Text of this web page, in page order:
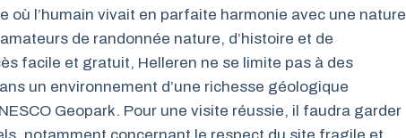
où l’humain vivait en parfaite harmonie avec une nature
de randonnée nature, d’histoire et de
facile et gratuit, Helleren ne se limite pas à des
un environnement d’une richesse géologique
Geopark. Pour une visite réussie, il faudra garder